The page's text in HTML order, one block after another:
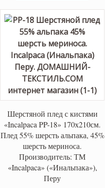
Шерстяной плед с кистями
«Incalpaca PP-18» 170х210см.
Плед 55% шерсть альпака, 45%
шерсть мериноса.
Производитель: ТМ
«Incalpaca» («Инальпака»),
Перу